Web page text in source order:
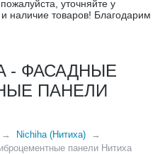
уточняйте у
наличие товаров! Благодарим
- ФАСАДНЫЕ
ПАНЕЛИ
Nichiha (Нитиха)
панели Нитиха